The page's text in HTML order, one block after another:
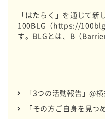
「はたらく」を通じて
100BLG（https://
す。BLGとは、B（
を通じてメンバーと一
タチにしています。 全
します。
「3つの活動報告」@
「その方ご自身を見